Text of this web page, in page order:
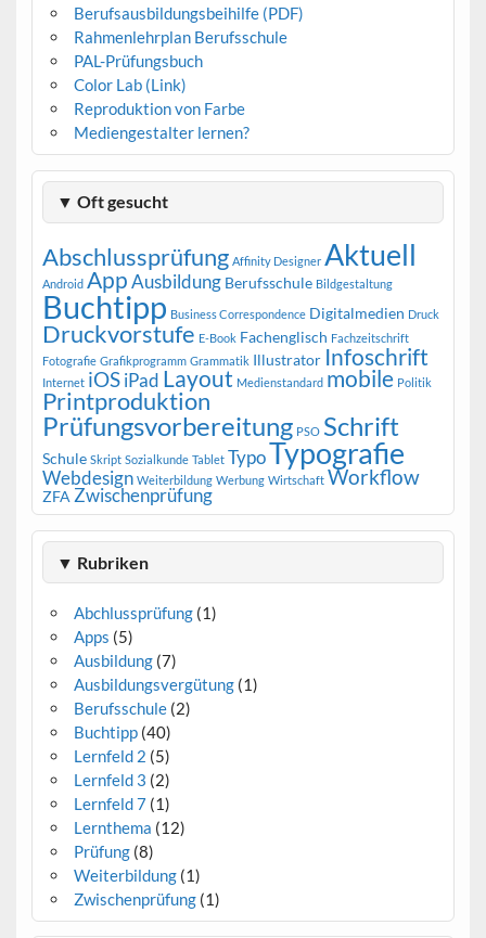
Berufsausbildungsbeihilfe (PDF)
Rahmenlehrplan Berufsschule
PAL-Prüfungsbuch
Color Lab (Link)
Reproduktion von Farbe
Mediengestalter lernen?
▼ Oft gesucht
Abschlussprüfung Affinity Designer Aktuell
Android AppAusbildung Berufsschule Bildgestaltung
Buchtipp Business Correspondence Digitalmedien Druck
Druckvorstufe E-Book Fachenglisch Fachzeitschrift
Fotografie Grafikprogramm Grammatik Illustrator Infoschrift
Internet iOSiPad Layout Medienstandard mobile Politik
Printproduktion
Prüfungsvorbereitung PSO Schrift
Schule Skript Sozialkunde Tablet TypoTypografie
Webdesign Weiterbildung Werbung Wirtschaft Workflow
ZFA Zwischenprüfung
▼ Rubriken
Abchlussprüfung(1)
Apps (5)
Ausbildung(7)
Ausbildungsvergütung(1)
Berufsschule(2)
Buchtipp(40)
Lernfeld 2 (5)
Lernfeld 3 (2)
Lernfeld 7(1)
Lernthema (12)
Prüfung(8)
Weiterbildung(1)
Zwischenprüfung(1)